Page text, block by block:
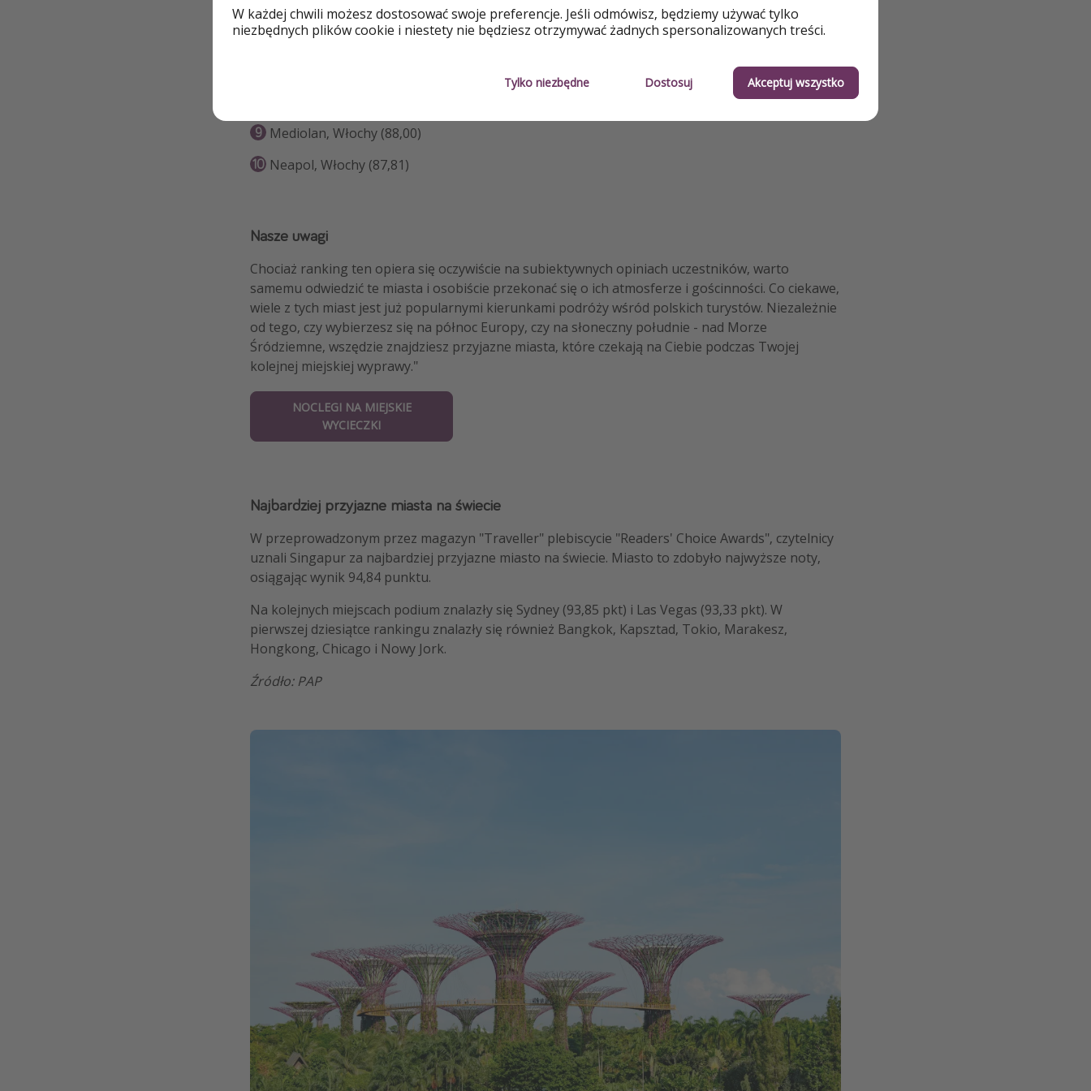
Berlin, Niemcy (89,71)
Palma de Mallorca, Hiszpania (89,71)
Mediolan, Włochy (88,00)
Neapol, Włochy (87,81)
Nasze uwagi
Chociaż ranking ten opiera się oczywiście na subiektywnych opiniach uczestników, warto
samemu odwiedzić te miasta i osobiście przekonać się o ich atmosferze i gościnności. Co ciekawe,
wiele z tych miast jest już popularnymi kierunkami podróży wśród polskich turystów. Niezależnie
od tego, czy wybierzesz się na północ Europy, czy na słoneczny południe - nad Morze
Śródziemne, wszędzie znajdziesz przyjazne miasta, które czekają na Ciebie podczas Twojej
kolejnej miejskiej wyprawy."
NOCLEGI NA MIEJSKIE
WYCIECZKI
Najbardziej przyjazne miasta na świecie
W przeprowadzonym przez magazyn "Traveller" plebiscycie "Readers' Choice Awards", czytelnicy
uznali Singapur za najbardziej przyjazne miasto na świecie. Miasto to zdobyło najwyższe noty,
osiągając wynik 94,84 punktu.
Na kolejnych miejscach podium znalazły się Sydney (93,85 pkt) i Las Vegas (93,33 pkt). W
pierwszej dziesiątce rankingu znalazły się również Bangkok, Kapsztad, Tokio, Marakesz,
Hongkong, Chicago i Nowy Jork.
Źródło: PAP
W każdej chwili możesz dostosować swoje preferencje. Jeśli odmówisz, będziemy używać tylko
niezbędnych plików cookie i niestety nie będziesz otrzymywać żadnych spersonalizowanych treści.
Tylko niezbędne Dostosuj Akceptuj wszystko